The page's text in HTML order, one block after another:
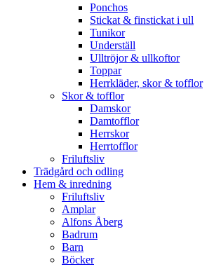
Ponchos
Stickat & finstickat i ull
Tunikor
Underställ
Ulltröjor & ullkoftor
Toppar
Herrkläder, skor & tofflor
Skor & tofflor
Damskor
Damtofflor
Herrskor
Herrtofflor
Friluftsliv
Trädgård och odling
Hem & inredning
Friluftsliv
Amplar
Alfons Åberg
Badrum
Barn
Böcker